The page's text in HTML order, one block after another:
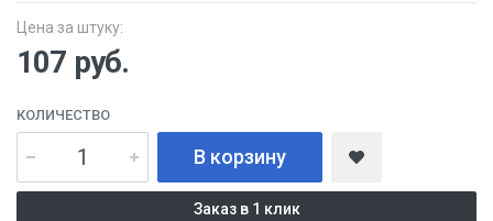
Цена за штуку:
107 руб.
КОЛИЧЕСТВО
В корзину
Заказ в 1 клик